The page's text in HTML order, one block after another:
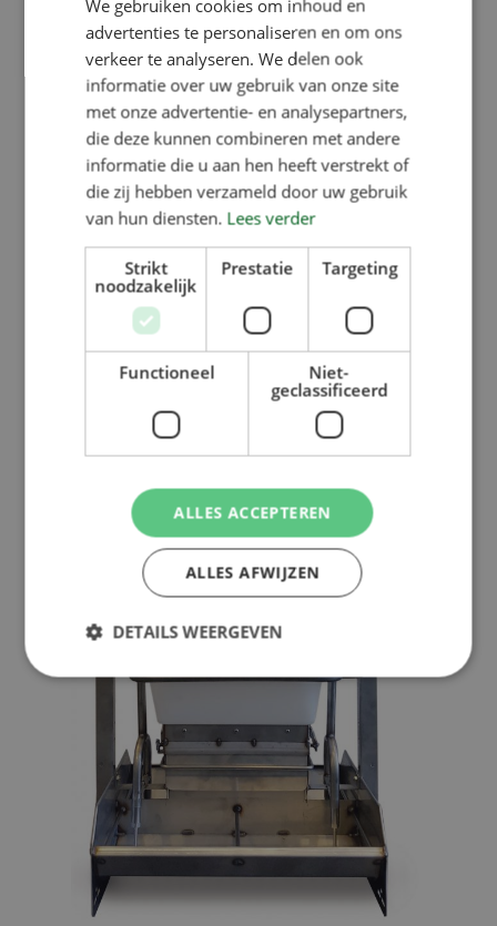
is verhoogd ten opzichte van zijn
voorganger. L. Verbakel B.V. geeft 7
jaar garantie op de Speedfeeder en
staat bekend om haar uitstekende
eigen servicedienst.
We gebruiken cookies om inhoud en
advertenties te personaliseren en om ons
verkeer te analyseren. We delen ook
informatie over uw gebruik van onze site
met onze advertentie- en analysepartners,
die deze kunnen combineren met andere
informatie die u aan hen heeft verstrekt of
die zij hebben verzameld door uw gebruik
van hun diensten. Lees verder
Strikt
noodzakelijk
Prestatie Targeting
Functioneel
Niet-
geclassificeerd
ALLES ACCEPTEREN
ALLES AFWIJZEN
DETAILS WEERGEVEN